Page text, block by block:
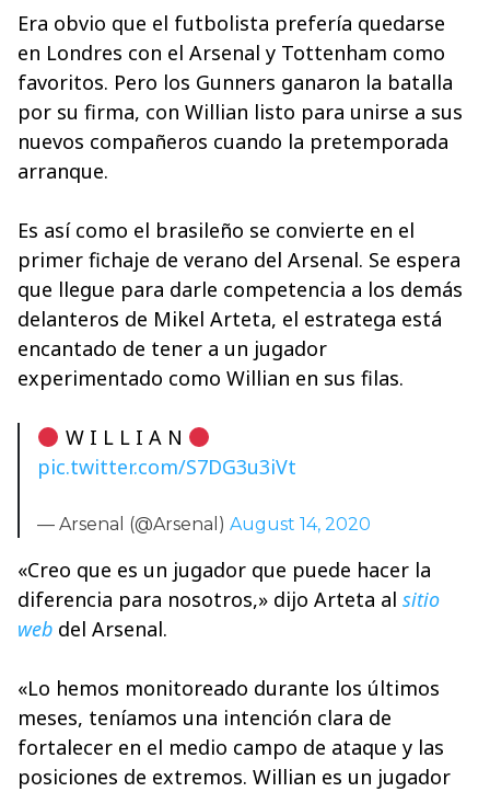
Era obvio que el futbolista prefería quedarse
en Londres con el Arsenal y Tottenham como
favoritos. Pero los Gunners ganaron la batalla
por su firma, con Willian listo para unirse a sus
nuevos compañeros cuando la pretemporada
arranque.
Es así como el brasileño se convierte en el
primer fichaje de verano del Arsenal. Se espera
que llegue para darle competencia a los demás
delanteros de Mikel Arteta, el estratega está
encantado de tener a un jugador
experimentado como Willian en sus filas.
W I L L I A N
pic.twitter.com/S7DG3u3iVt
— Arsenal (@Arsenal) August 14, 2020
«Creo que es un jugador que puede hacer la
diferencia para nosotros,» dijo Arteta al sitio
web del Arsenal.
«Lo hemos monitoreado durante los últimos
meses, teníamos una intención clara de
fortalecer en el medio campo de ataque y las
posiciones de extremos. Willian es un jugador